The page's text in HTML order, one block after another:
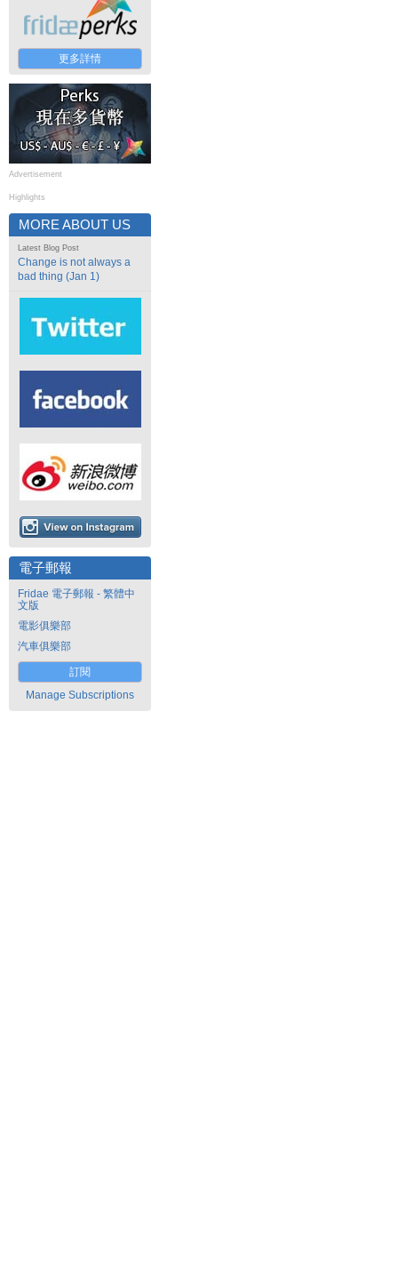
更多詳情
Advertisement
Highlights
MORE ABOUT US
Latest Blog Post
Change is not always a
bad thing (Jan 1)
電子郵報
Fridae 電子郵報 - 繁體中
文版
電影俱樂部
汽車俱樂部
訂閱
Manage Subscriptions